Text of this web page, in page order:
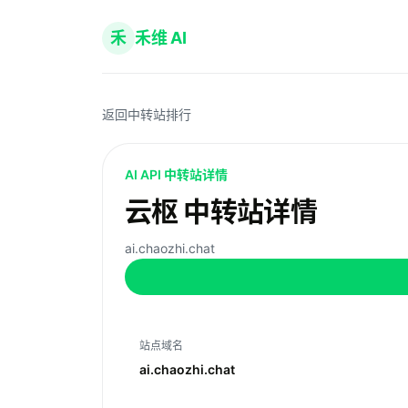
禾 禾维 AI
返回中转站排行
AI API 中转站详情
云枢 中转站详情
ai.chaozhi.chat
站点域名
ai.chaozhi.chat